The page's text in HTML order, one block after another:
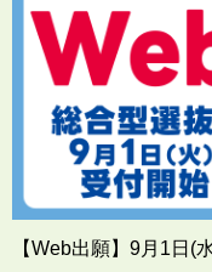
【Web出願】9月1日(